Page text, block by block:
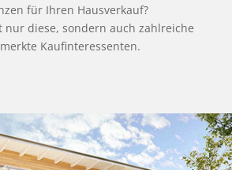
für Ihren Hausverkauf?
nur diese, sondern auch zahlreiche
Kaufinteressenten.